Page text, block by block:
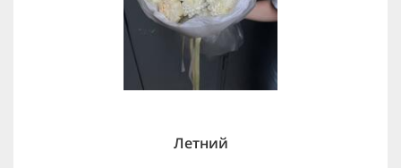
Летний